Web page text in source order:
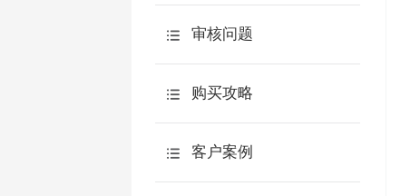
AI追问
AI报告
AI点数说明
审核问题
购买攻略
客户案例